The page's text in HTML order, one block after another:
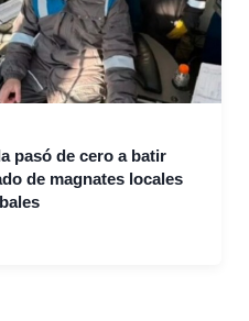
pasó de cero a batir
de magnates locales